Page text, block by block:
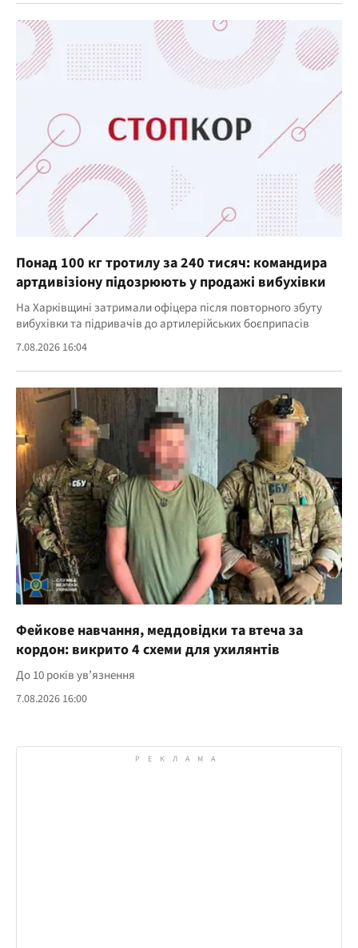
Понад 100 кг тротилу за 240 тисяч: командира
артдивізіону підозрюють у продажі вибухівки
На Харківщині затримали офіцера після повторного збуту
вибухівки та підривачів до артилерійських боєприпасів
7.08.2026 16:04
Фейкове навчання, меддовідки та втеча за
кордон: викрито 4 схеми для ухилянтів
До 10 років ув’язнення
7.08.2026 16:00